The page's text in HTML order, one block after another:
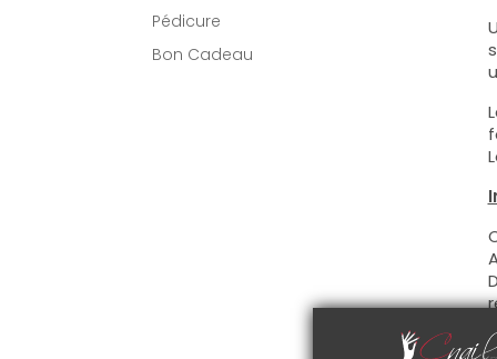
Pédicure
Bon Cadeau